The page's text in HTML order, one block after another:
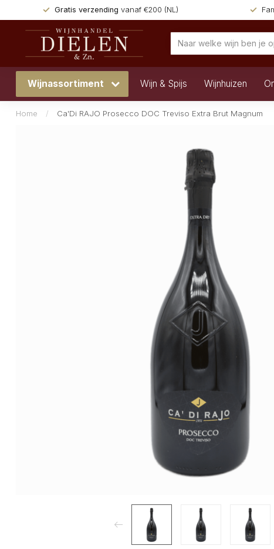
Gratis verzending vanaf €200 (NL)
Wijnassortiment Wijn & Spijs Wijnhuizen
Home / Ca'Di RAJO Prosecco DOC Treviso Extra Brut Magnum